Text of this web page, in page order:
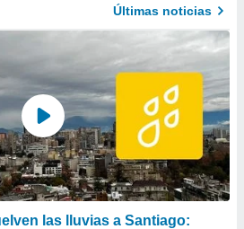
Últimas noticias
las lluvias a Santiago: